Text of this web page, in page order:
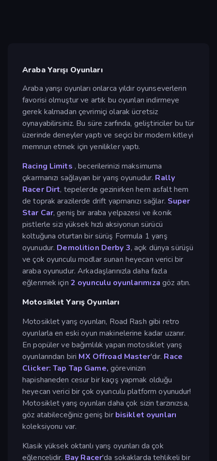
Araba Yarışı Oyunları
Araba yarışı oyunları onlarca yıldır oyunseverlerin
favorisi olmuştur ve artık bu oyunları indirmeye
gerek kalmadan çevrimiçi olarak ücretsiz
oynayabilirsiniz. Bu süre zarfında, geliştiriciler bu tür
üzerinde deneyler yaptı ve seçici bir modern kitleyi
memnun etmek için yenilikler yaptı.
Racing Limits , becerilerinizi maksimuma
çıkarmanızı sağlayan bir yarış oyunudur. Rally
Racer Dirt, tepelerde gezinirken hem asfalt hem
de toprak arazilerde drift yapmanızı sağlar. Super
Star Car, geniş bir araba yelpazesi ve ikonik
pistlerle sizi yüksek hızlı aksiyonun sürücü
koltuğuna oturtan bir sürüş Formula 1 yarış
oyunudur. Demolition Derby 3, açık dünya sürüşü
ve çok oyunculu modlar sunan heyecan verici bir
araba oyunudur. Arkadaşlarınızla daha fazla
eğlenmek için 2 oyunculu oyunlarımıza göz atın.
Motosiklet Yarış Oyunları
Motosiklet yarış oyunları, Road Rash gibi retro
oyunlarla en eski oyun makinelerine kadar uzanır.
En popüler ve bağımlılık yapan motosiklet yarış
oyunlarından biri MX Offroad Master'dır. Race
Clicker: Tap Tap Game, görevinizin
hapishaneden cesur bir kaçış yapmak olduğu
heyecan verici bir çok oyunculu platform oyunudur!
Motosiklet yarış oyunları daha çok sizin tarzınızsa,
göz atabileceğiniz geniş bir bisiklet oyunları
koleksiyonu var.
Klasik yüksek oktanlı yarış oyunları da çok
eğlencelidir. Bay Racer'da sokaklarda tehlikeli bir